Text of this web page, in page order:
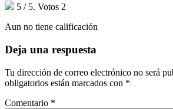
5 / 5. Votos 2
Aun no tiene calificación
Deja una respuesta
Tu dirección de correo electrónico no será
obligatorios están marcados con *
Comentario *